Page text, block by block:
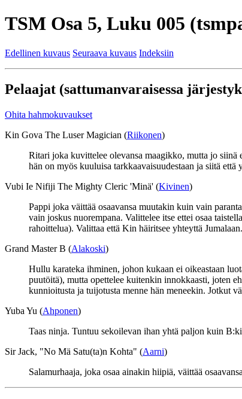
TSM Osa 5, Luku 005
Edellinen kuvaus Seuraava kuvaus Indeksiin
Pelaajat (sattumanvaraisessa
Ohita hahmokuvaukset
Kin Gova The Luser Magician (Riikonen)
Ritari joka kuvittelee olevansa maagikko, mutta jo siinä
hän on myös kuuluisa tarkkaavaisuudestaan ja siitä
Vubi Ie Nifiji The Mighty Cleric 'Minä' (Kivinen)
Pappi joka väittää osaavansa muutakin kuin vain
vain joskus nuorempana. Valittelee itse ettei osaa
rahoittelua). Valittaa että Kin häiritsee yhteyttä
Grand Master B (Alakoski)
Hullu karateka ihminen, johon kukaan ei oikeastaan
puutöitä), mutta opettelee kuitenkin innokkaasti, joten
kunnioitusta ja tuijotusta menne hän meneekin. Jotkut
Yuba Yu (Ahponen)
Taas ninja. Tuntuu sekoilevan ihan yhtä paljon kuin
Sir Jack, "No Mä Satu(ta)n Kohta" (Aarni)
Salamurhaaja, joka osaa ainakin hiipiä, väittää